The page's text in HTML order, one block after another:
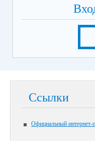
Ссылки
Официальный интернет-